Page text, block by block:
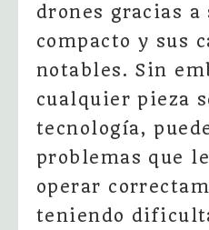
drones gracias a
compacto y sus
notables. Sin
cualquier pieza
tecnología,
problemas que
operar
teniendo